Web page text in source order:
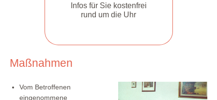
Infos für Sie kostenfrei
rund um die Uhr
Maßnahmen
Vom Betroffenen
eingenommene